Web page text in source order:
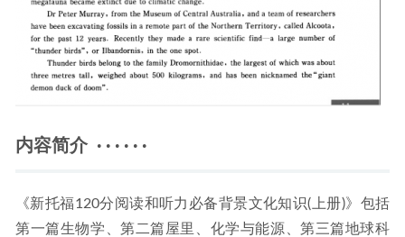
内容简介 · · · · · ·
《新托福120分阅读和听力必备背景文化知识(上册)》包括
第一篇生物学、第二篇屋里、化学与能源、第三篇地球科